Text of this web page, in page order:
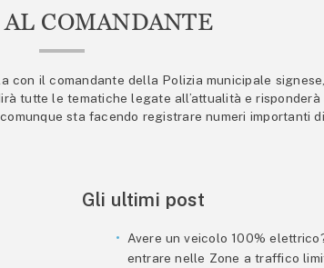
COMANDANTE
con il comandante della Polizia municipale
tutte le tematiche legate all’attualità e
sta facendo registrare numeri importanti
Gli ultimi post
Avere un veicolo 100%
entrare nelle Zone a traffico